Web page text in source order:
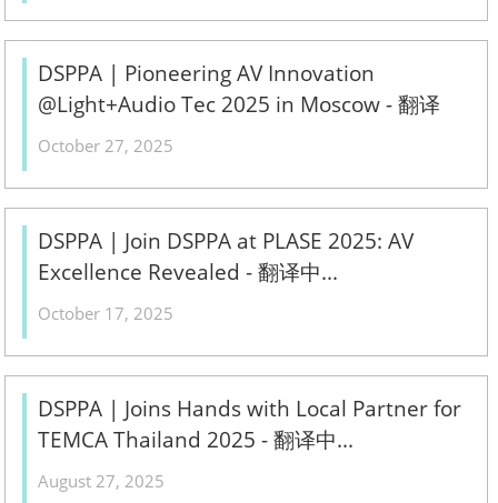
DSPPA | Pioneering AV Innovation
@Light+Audio Tec 2025 in Moscow - 翻译
中...
October 27, 2025
DSPPA | Join DSPPA at PLASE 2025: AV
Excellence Revealed - 翻译中...
October 17, 2025
DSPPA | Joins Hands with Local Partner for
TEMCA Thailand 2025 - 翻译中...
August 27, 2025